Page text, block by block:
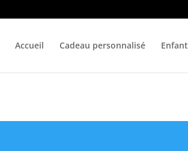
Accueil Cadeau personnalisé Enfant